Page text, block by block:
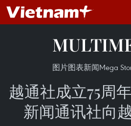
图片图表新闻Mega
越通社成立75周
新闻通讯社向